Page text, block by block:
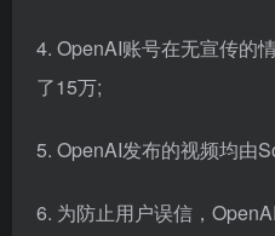
4. OpenAI账号在无宣传的
了15万;
5. OpenAI发布的视频均由
6. 为防止用户误信，